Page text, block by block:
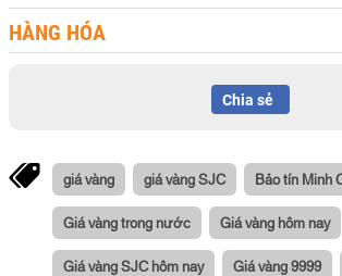
HÀNG HÓA
Chia sẻ
giá vàng giá vàng SJC Bảo tín Minh
Giá vàng trong nước Giá vàng hôm nay
Giá vàng SJC hôm nay Giá vàng 9999